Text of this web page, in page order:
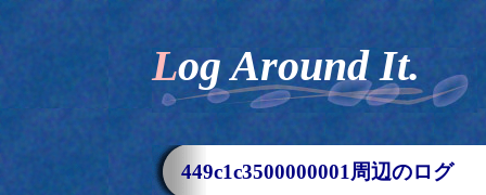
Log Around It.
449c1c3500000001周辺のログ